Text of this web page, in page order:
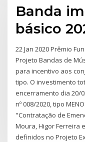
Banda
básico
22 Jan 2020 Prêmio
Projeto Bandas de
para incentivo aos
tipo. O investimento
encerramento dia 20/
nº 008/2020, tipo
"Contratação de
Moura, Higor Ferreira
definidos no Projeto